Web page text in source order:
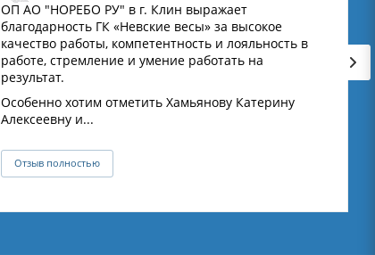
ОП АО "НОРЕБО РУ" в г. Клин выражает
благодарность ГК «Невские весы» за высокое
качество работы, компетентность и лояльность в
работе, стремление и умение работать на
результат.
Особенно хотим отметить Хамьянову Катерину
Алексеевну и...
Отзыв полностью